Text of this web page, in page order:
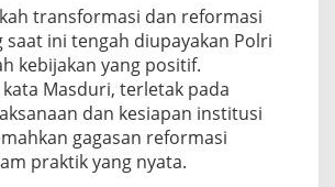
i transformasi dan reformasi
saat ini tengah diupayakan Polri
kebijakan yang positif.
Masduri, terletak pada
dan kesiapan institusi
gagasan reformasi
praktik yang nyata.